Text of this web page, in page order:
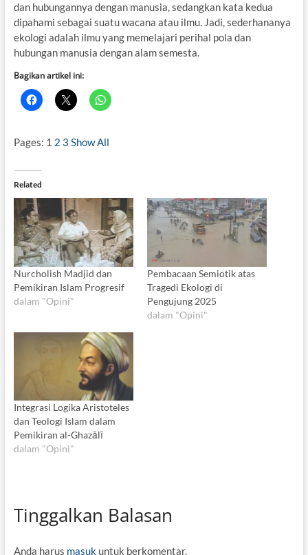
dan hubungannya dengan manusia, sedangkan kata kedua
dipahami sebagai suatu wacana atau ilmu. Jadi, sederhananya
ekologi adalah ilmu yang memelajari perihal pola dan
hubungan manusia dengan alam semesta.
Bagikan artikel ini:
Pages: 1 2 3 Show All
Related
Nurcholish Madjid dan
Pemikiran Islam Progresif
dalam "Opini"
Pembacaan Semiotik atas
Tragedi Ekologi di
Pengujung 2025
dalam "Opini"
Integrasi Logika Aristoteles
dan Teologi Islam dalam
Pemikiran al-Ghazālī
dalam "Opini"
Tinggalkan Balasan
Anda harus masukuntuk berkomentar.